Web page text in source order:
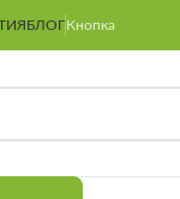
БЛОГКнопка